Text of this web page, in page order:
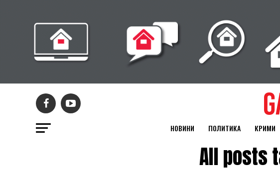
НОВИНИ ПОЛИТИКА КРИМИ
All posts